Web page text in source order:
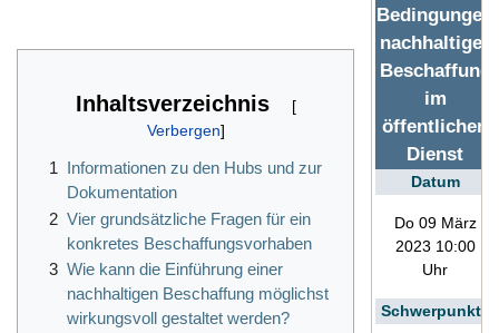
Bedingungen
nachhaltiger
Beschaffung
im
öffentlichen
Dienst
Datum
Do 09 März
2023 10:00
Uhr
Schwerpunkte
Inhaltsverzeichnis
1 Informationen zu den Hubs und zur
Dokumentation
2 Vier grundsätzliche Fragen für ein
konkretes Beschaffungsvorhaben
3 Wie kann die Einführung einer
nachhaltigen Beschaffung möglichst
wirkungsvoll gestaltet werden?